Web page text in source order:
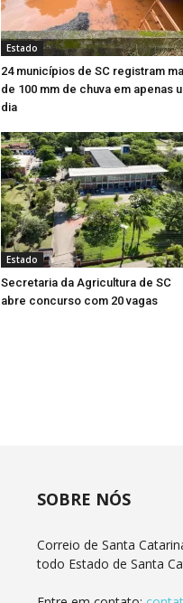
Estado
24 municípios de SC registram
de 100 mm de chuva em apenas
dia
Estado
Secretaria da Agricultura de SC
abre concurso com 20 vagas
SOBRE NÓS
Correio de Santa
todo Estado de Santa